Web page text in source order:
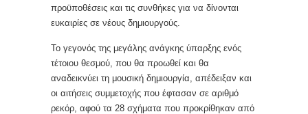
προϋποθέσεις και τις συνθήκες για να δίνονται
ευκαιρίες σε νέους δημιουργούς.
Το γεγονός της μεγάλης ανάγκης ύπαρξης ενός
τέτοιου θεσμού, που θα προωθεί και θα
αναδεικνύει τη μουσική δημιουργία, απέδειξαν και
οι αιτήσεις συμμετοχής που έφτασαν σε αριθμό
ρεκόρ, αφού τα 28 σχήματα που προκρίθηκαν από